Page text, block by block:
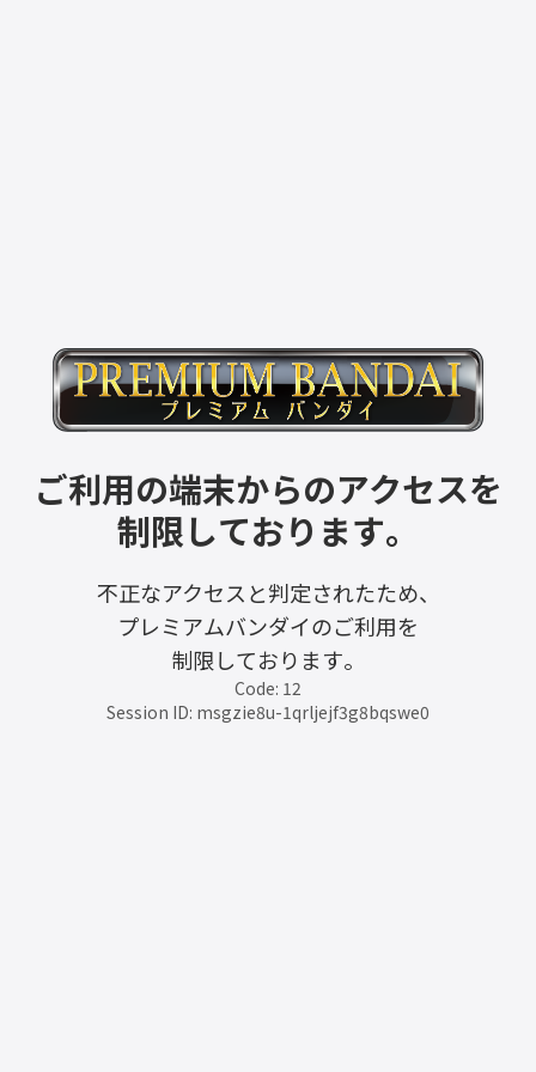
ご利用の端末からのアクセスを
制限しております。
不正なアクセスと判定されたため、
プレミアムバンダイのご利用を
制限しております。
Code: 12
Session ID: msgzie8u-1qrljejf3g8bqswe0